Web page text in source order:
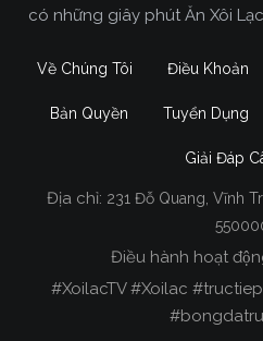
Xoilac TV Trực
Trong tất cả các website
tiếp hiện nay tại Việt
người đánh giá và lựa
có những giây phút Ăn Xôi
Về Chúng Tôi Điều Khoản
Bản Quyền Tuyển Dụng
Giải Đáp
Địa chỉ: 231 Đỗ Quang, Vĩnh
Điều hành hoạt
#XoilacTV #Xoilac